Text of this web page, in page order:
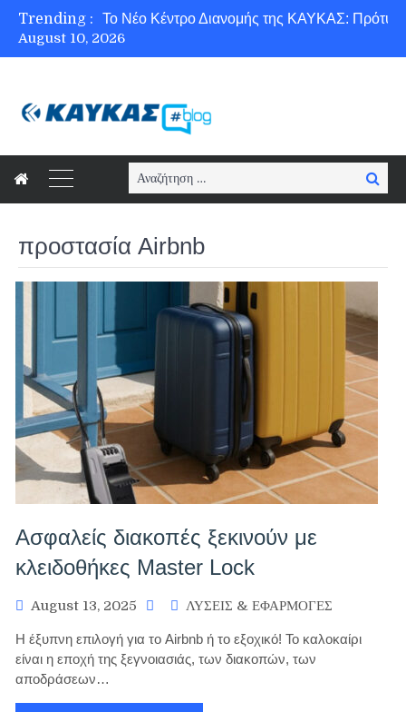
Trending :
Ασφάλεια στο Διαδίκτυο για όλους!
August 10, 2026
Search
for:
προστασία Airbnb
Ασφαλείς διακοπές ξεκινούν με
κλειδοθήκες Master Lock
August 13, 2025 ΛΥΣΕΙΣ & ΕΦΑΡΜΟΓΕΣ
Η έξυπνη επιλογή για το Airbnb ή το εξοχικό! Το καλοκαίρι
είναι η εποχή της ξεγνοιασιάς, των διακοπών, των
αποδράσεων…